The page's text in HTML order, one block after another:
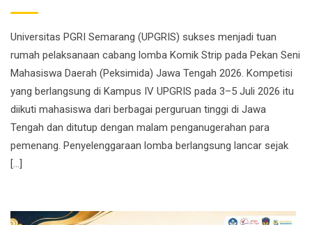
Universitas PGRI Semarang (UPGRIS) sukses menjadi tuan
rumah pelaksanaan cabang lomba Komik Strip pada Pekan Seni
Mahasiswa Daerah (Peksimida) Jawa Tengah 2026. Kompetisi
yang berlangsung di Kampus IV UPGRIS pada 3–5 Juli 2026 itu
diikuti mahasiswa dari berbagai perguruan tinggi di Jawa
Tengah dan ditutup dengan malam penganugerahan para
pemenang. Penyelenggaraan lomba berlangsung lancar sejak
[…]